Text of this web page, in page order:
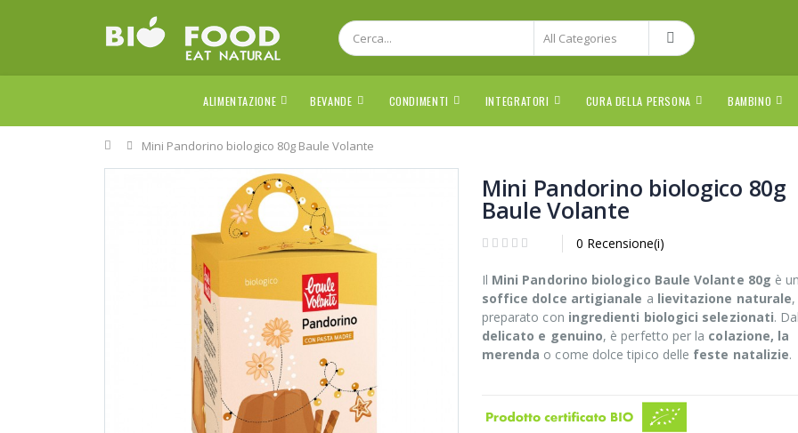
ALIMENTAZIONE BEVANDE CONDIMENTI INTEGRATORI CURA DELLA PERSONA BAMBINO
Home
Mini Pandorino biologico 80g Baule Volante
Mini Pandorino biologico 80g
Baule Volante
0 Recensione(i)
Il Mini Pandorino biologico Baule Volante 80g è un
soffice dolce artigianale a lievitazione naturale,
preparato con ingredienti biologici selezionati.
delicato e genuino, è perfetto per la colazione, la
merenda o come dolce tipico delle feste natalizie.